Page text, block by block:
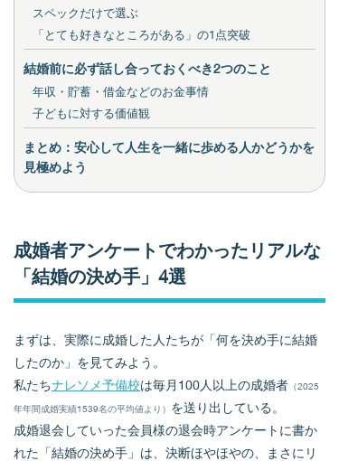
スペックだけで選ぶ
「とても好きなところがある」の1点突破
結婚前に必ず話し合っておくべき2つのこと
年収・貯蓄・借金などのお金事情
子どもに対する価値観
まとめ：安心して人生を一緒に歩める人かどうかを
見極めよう
成婚者アンケートでわかったリアルな
「結婚の決め手」4選
まずは、実際に成婚した人たちが「何を決め手に結婚
したのか」を見てみよう。
私たちナレソメ予備校は毎月100人以上の成婚者 （2025
年年間成婚実績1539名の平均値より） を送り出している。
成婚退会していった会員様の退会時アンケートに書か
れた「結婚の決め手」は、決断ほやほやの、まさにリ